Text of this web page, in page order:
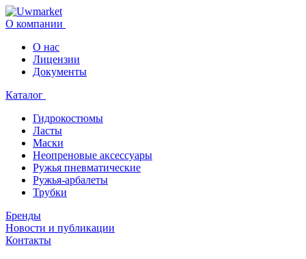
О компании
О нас
Лицензии
Документы
Каталог
Гидрокостюмы
Ласты
Маски
Неопреновые аксессуары
Ружья пневматические
Ружья-арбалеты
Трубки
Бренды
Новости и публикации
Контакты